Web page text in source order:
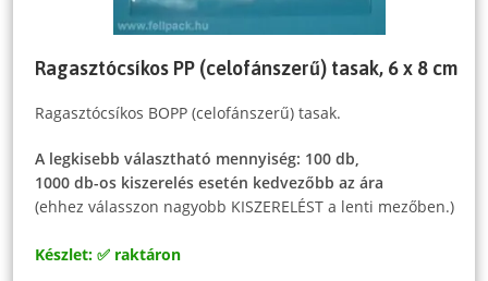
Ragasztócsíkos PP (celofánszerű) tasak, 6 x 8 cm
Ragasztócsíkos BOPP (celofánszerű) tasak.
A legkisebb választható mennyiség: 100 db,
1000 db-os kiszerelés esetén kedvezőbb az ára
(ehhez válasszon nagyobb KISZERELÉST a lenti mezőben.)
Készlet: ✅ raktáron